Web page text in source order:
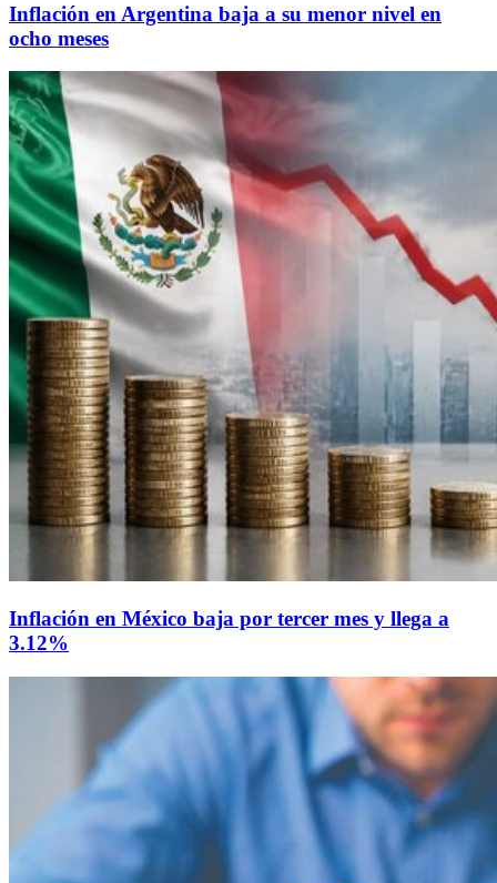
Inflación en Argentina baja a su menor nivel en
ocho meses
Inflación en México baja por tercer mes y llega a
3.12%